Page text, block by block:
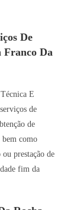
De
Franco Da
E
de
de
bem como
ou prestação de
fim da